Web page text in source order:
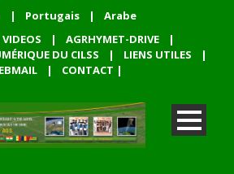
| Portugais |
Arabe
| AGRHYMET-DRIVE
|
DU CILSS
| LIENS UTILES
|
| CONTACT |